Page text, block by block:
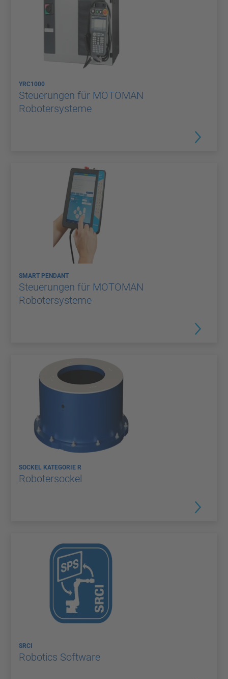
YRC1000
Steuerungen für MOTOMAN
Robotersysteme
SMART PENDANT
Steuerungen für MOTOMAN
Robotersysteme
SOCKEL KATEGORIE R
Robotersockel
SRCI
Robotics Software